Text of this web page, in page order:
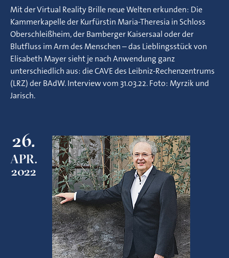
Mit der Virtual Reality Brille neue Welten erkunden: Die
Kammerkapelle der Kurfürstin Maria-Theresia in Schloss
Oberschleißheim, der Bamberger Kaisersaal oder der
Blutfluss im Arm des Menschen – das Lieblingsstück von
Elisabeth Mayer sieht je nach Anwendung ganz
unterschiedlich aus: die CAVE des Leibniz-Rechenzentrums
(LRZ) der BAdW. Interview vom 31.03.22. Foto: Myrzik und
Jarisch.
26.
APR.
2022